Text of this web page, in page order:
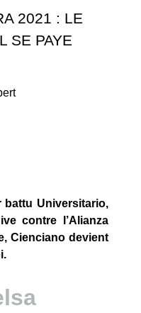
2021 : LE
SE PAYE
battu Universitario,
contre l’Alianza
Cienciano devient